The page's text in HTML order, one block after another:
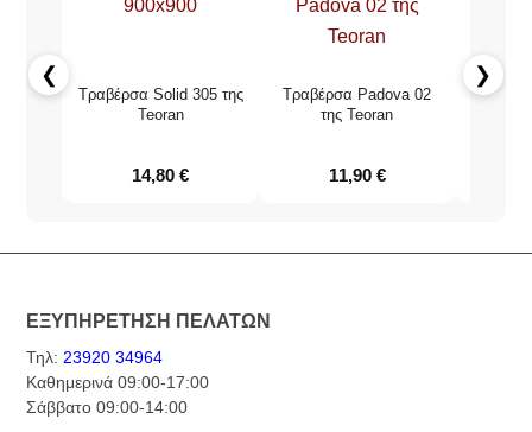
❮
Τραβέρσα Solid 305 της
Teoran
14,80€
Τραβέρσα Padova 02
της Teoran
11,90 €
❯
ΕΞΥΠΗΡΕΤΗΣΗ ΠΕΛΑΤΩΝ
Τηλ: 23920 34964
Καθημερινά 09:00-17:00
Σάββατο 09:00-14:00